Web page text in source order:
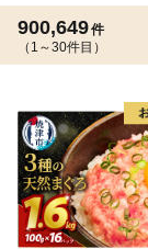
900,649件
（1～30件目）